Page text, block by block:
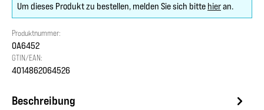
Um dieses Produkt zu bestellen, melden Sie sich bitte hieran.
Produktnummer:
OA6452
GTIN/EAN:
4014862064526
Beschreibung